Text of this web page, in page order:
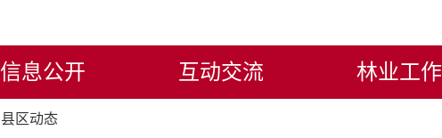
信息公开 互动交流 林业工作
县区动态